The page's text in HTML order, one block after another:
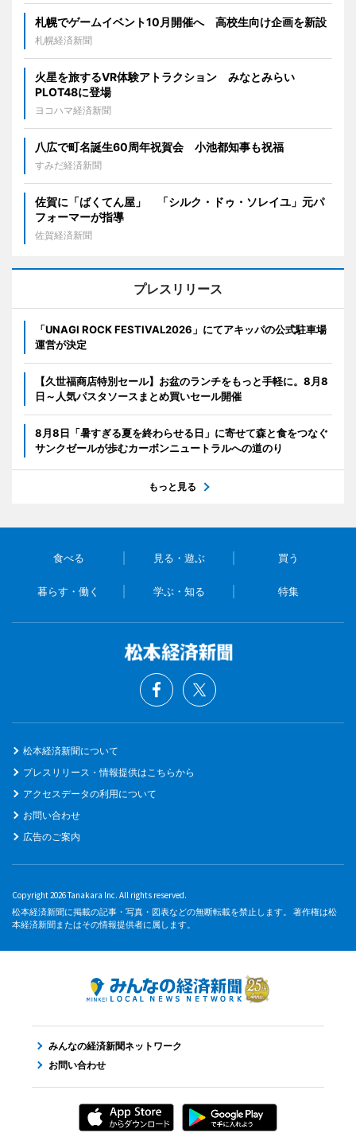
札幌でゲームイベント10月開催へ 高校生向け企画を新設
札幌経済新聞
火星を旅するVR体験アトラクション みなとみらい
PLOT48に登場
ヨコハマ経済新聞
八広で町名誕生60周年祝賀会 小池都知事も祝福
すみだ経済新聞
佐賀に「ばくてん屋」 「シルク・ドゥ・ソレイユ」元パ
フォーマーが指導
佐賀経済新聞
プレスリリース
「UNAGI ROCK FESTIVAL2026」にてアキッパの公式駐車場
運営が決定
【久世福商店特別セール】お盆のランチをもっと手軽に。8月8
日～人気パスタソースまとめ買いセール開催
8月8日「暑すぎる夏を終わらせる日」に寄せて森と食をつなぐ
サンクゼールが歩むカーボンニュートラルへの道のり
もっと見る
食べる 見る・遊ぶ 買う
暮らす・働く 学ぶ・知る 特集
松本経済新聞について
プレスリリース・情報提供はこちらから
アクセスデータの利用について
お問い合わせ
広告のご案内
Copyright 2026 Tanakara Inc. All rights reserved.
松本経済新聞に掲載の記事・写真・図表などの無断転載を禁止します。 著作権は松
本経済新聞またはその情報提供者に属します。
みんなの経済新聞ネットワーク
お問い合わせ